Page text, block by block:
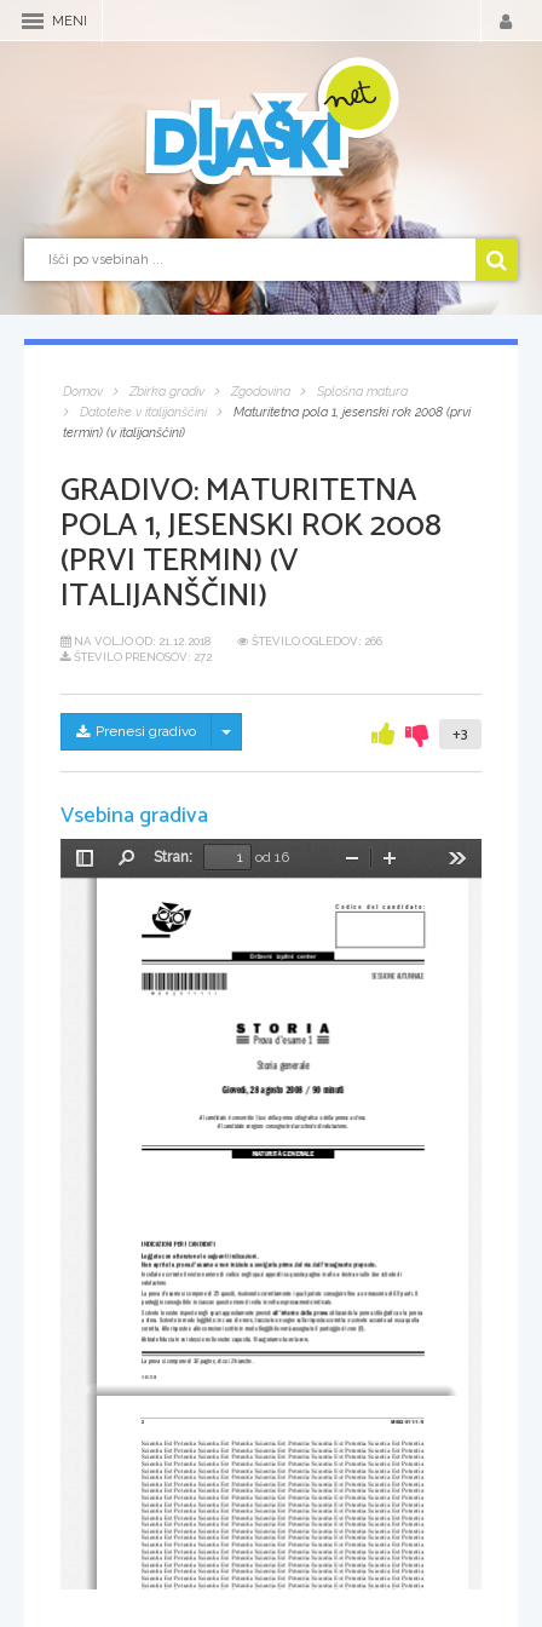
MENI
Domov Zbirka gradiv Zgodovina
Splošna matura
Datoteke v italijanščini
Maturitetna pola 1, jesenski rok 2008 (prvi
termin) (v italijanščini)
GRADIVO:MATURITETNA
POLA 1, JESENSKI ROK 2008
(PRVI TERMIN) (V
ITALIJANŠČINI)
NA VOLJO OD: 21.12.2018
ŠTEVILO OGLEDOV: 266
ŠTEVILO PRENOSOV: 272
Prenesi gradivo Skrij/prikaži meni +3
Vsebina gradiva
Preklopi
Stran:
od 16
Pomanjšaj
Al candidato è consentito l'uso della penna stilografica o della penna a sfera.
Al candidato vengono consegnate due schede di valutazione.
La prova si compone di 16 pagine, di cui 3 bianche.
SESSIONE AUTUNNALE
Giovedì, 28 agosto 2008 / 90 minuti
Državni  izpitni  center
MATURITÀ GENERALE
INDICAZIONI PER I CANDIDATI
Leggete con attenzione le seguenti indicazioni.
Non aprite la prova d'esame e non iniziate a svolgerla prima del via dell'insegnante preposto.
Incollate o scrivete il vostro numero di codice negli spazi appositi su questa pagina in alto a destra e sulle due schede di
valutazione.
La prova d'esame si compone di 25 quesiti, risolvendo correttamente i quali potete conseguire fino a un massimo di 60 punti. Il
punteggio conseguibile in ciascun quesito viene di volta in volta espressamente indicato.
Scrivete le vostre risposte negli spazi appositamente previsti all'interno della prova utilizzando la penna stilografica o la penna
a sfera. Scrivete in modo leggibile: in caso di errore, tracciate un segno sulla risposta scorretta e scrivete accanto ad essa quella
corretta. Alle risposte e alle correzioni scritte in modo illeggibile verrà assegnato il punteggio di zero (0).
Abbiate fiducia in voi stessi e nelle vostre capacità. Vi auguriamo buon lavoro.
© RIC 2008
Codice del candidato:
Prova d'esame 1
STORIA
Storia generale
2 M082-511-1-1I
Scientia Est Potentia Scientia Est Potentia Scientia Est Potentia Scientia Est Potentia Scientia Est Potentia
Scientia Est Potentia Scientia Est Potentia Scientia Est Potentia Scientia Est Potentia Scientia Est Potentia
Scientia Est Potentia Scientia Est Potentia Scientia Est Potentia Scientia Est Potentia Scientia Est Potentia
Scientia Est Potentia Scientia Est Potentia Scientia Est Potentia Scientia Est Potentia Scientia Est Potentia
Scientia Est Potentia Scientia Est Potentia Scientia Est Potentia Scientia Est Potentia Scientia Est Potentia
Scientia Est Potentia Scientia Est Potentia Scientia Est Potentia Scientia Est Potentia Scientia Est Potentia
Scientia Est Potentia Scientia Est Potentia Scientia Est Potentia Scientia Est Potentia Scientia Est Potentia
Scientia Est Potentia Scientia Est Potentia Scientia Est Potentia Scientia Est Potentia Scientia Est Potentia
Scientia Est Potentia Scientia Est Potentia Scientia Est Potentia Scientia Est Potentia Scientia Est Potentia
Scientia Est Potentia Scientia Est Potentia Scientia Est Potentia Scientia Est Potentia Scientia Est Potentia
Scientia Est Potentia Scientia Est Potentia Scientia Est Potentia Scientia Est Potentia Scientia Est Potentia
Scientia Est Potentia Scientia Est Potentia Scientia Est Potentia Scientia Est Potentia Scientia Est Potentia
Scientia Est Potentia Scientia Est Potentia Scientia Est Potentia Scientia Est Potentia Scientia Est Potentia
Scientia Est Potentia Scientia Est Potentia Scientia Est Potentia Scientia Est Potentia Scientia Est Potentia
Scientia Est Potentia Scientia Est Potentia Scientia Est Potentia Scientia Est Potentia Scientia Est Potentia
Scientia Est Potentia Scientia Est Potentia Scientia Est Potentia Scientia Est Potentia Scientia Est Potentia
Scientia Est Potentia Scientia Est Potentia Scientia Est Potentia Scientia Est Potentia Scientia Est Potentia
Scientia Est Potentia Scientia Est Potentia Scientia Est Potentia Scientia Est Potentia Scientia Est Potentia
Scientia Est Potentia Scientia Est Potentia Scientia Est Potentia Scientia Est Potentia Scientia Est Potentia
Scientia Est Potentia Scientia Est Potentia Scientia Est Potentia Scientia Est Potentia Scientia Est Potentia
Scientia Est Potentia Scientia Est Potentia Scientia Est Potentia Scientia Est Potentia Scientia Est Potentia
Scientia Est Potentia Scientia Est Potentia Scientia Est Potentia Scientia Est Potentia Scientia Est Potentia
Scientia Est Potentia Scientia Est Potentia Scientia Est Potentia Scientia Est Potentia Scientia Est Potentia